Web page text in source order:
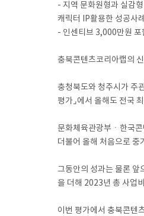
- 지역 문화원형과 실감
캐릭터 IP활용한 성공사
- 인센티브 3,000만원 포
충북콘텐츠코리아랩의
충청북도와 청주시가 주
평가⌟에서 올해도 전국
문화체육관광부ㆍ한국
더불어 올해 처음으로 중
그동안의 성과는 물론 앞
을 더해 2023년 총 사업
이번 평가에서 충북콘텐